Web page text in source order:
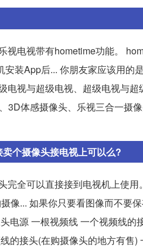
视电视带有hometime功能。
装App后... 你朋友家应该用
电视与超级电视、超级电视与
3D体感摄像头、乐视三合一摄
个摄像头接电视上可以么?
完全可以直接接到电视机上使
像... 如果你只要看图像而不要
电源 一根视频线 一个视频线
的接头(在购摄像头的地方有售)